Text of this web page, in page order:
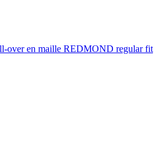
over en maille REDMOND regular fit